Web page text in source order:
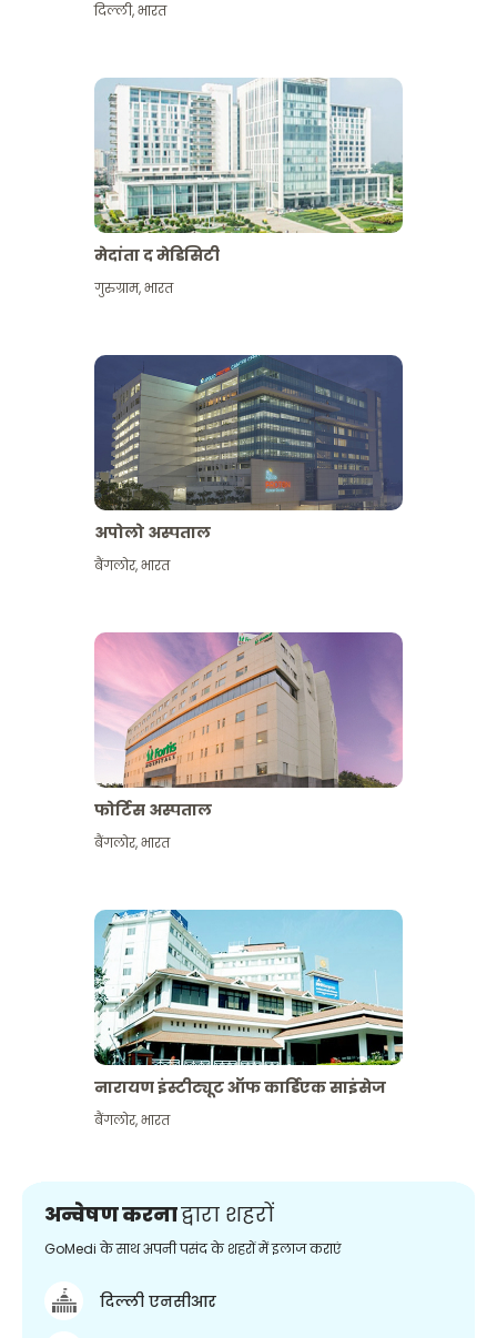
दिल्ली,भारत
मेदांता द मेडिसिटी
गुरुग्राम,भारत
अपोलो अस्पताल
बैंगलोर,भारत
फोर्टिस अस्पताल
बैंगलोर,भारत
नारायण इंस्टीट्यूट ऑफ कार्डिएक साइंसेज
बैंगलोर,भारत
अन्वेषण करनाद्वारा शहरों
GoMedi के साथ अपनी पसंद के शहरों में इलाज कराएं
दिल्ली एनसीआर